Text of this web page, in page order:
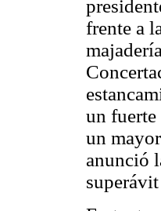
frente a
un fuerte
un
anunció